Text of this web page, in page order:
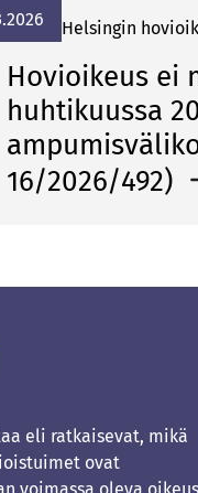
Helsingin
Hovioikeus ei
huhtikuussa
16/2026/492)
eli ratkaisevat, mikä
ovat